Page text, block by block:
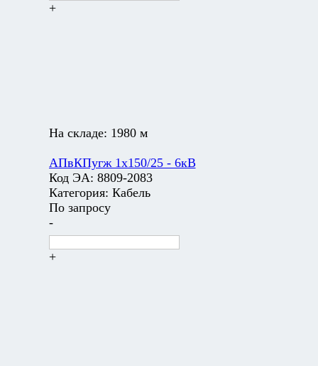
+
На складе: 1980 м
АПвКПугж 1х150/25 - 6кВ
Код ЭА: 8809-2083
Категория: Кабель
По запросу
-
+